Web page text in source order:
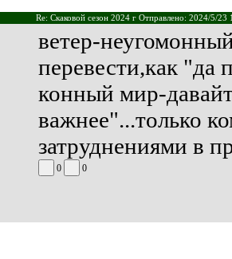
Re: Скаковой сезон 2024 г Отправлено: 2024/5/23
ветер-
перевести,как "да
конный мир-
важнее"...только
затруднениями в
0 0